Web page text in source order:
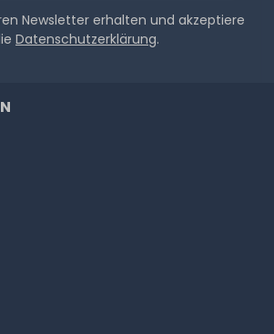
Newsletter erhalten und akzeptiere
Datenschutzerklärung.